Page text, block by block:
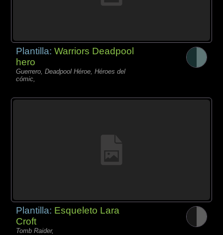
Plantilla:Warriors Deadpool
hero
Guerrero, Deadpool Héroe, Héroes del
cómic,
Plantilla: Esqueleto Lara
Croft
Tomb Raider,